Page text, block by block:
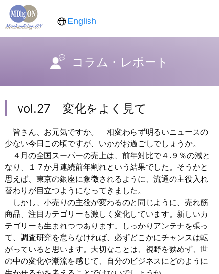
English
コラム・レポート
vol.27 変化をよく見て
皆さん、お元気ですか。 相変わらず明るいニュースの
少ない今日この頃ですが、いかがお過ごしでしょうか。
４月の全国スーパーの売上は、前年対比で４.９％の減と
なり、１７か月連続前年割れという結果でした。そうかと
思えば、東京の銀座に象徴されるように、流通の主役入れ
替わりが目立つようになってきました。
しかし、小売りの主役が変わるのと同じように、売れ筋
商品、注目カテゴリーも激しく変化しています。新しいカ
テゴリーも生まれつつあります。しっかりアンテナを張っ
て、調査研究を怠らなければ、必ずどこかにチャンスは転
がっていると思います。大切なことは、視野を狭めず、世
の中の変化や潮流を感じて、自分のビジネスにどのように